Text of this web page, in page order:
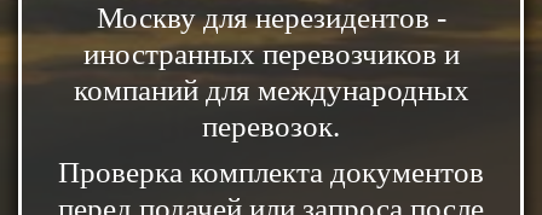
Москву для нерезидентов -
иностранных перевозчиков и
компаний для международных
перевозок.
Проверка комплекта документов
перед подачей или запроса после